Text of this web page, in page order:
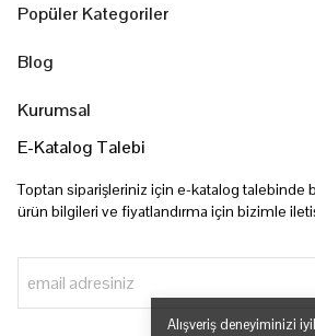
Alışveriş deneyiminizi
Popüler Kategoriler
Blog
Kurumsal
E-Katalog Talebi
Toptan siparişleriniz için e-katalog talebinde
ürün bilgileri ve fiyatlandırma için bizimle